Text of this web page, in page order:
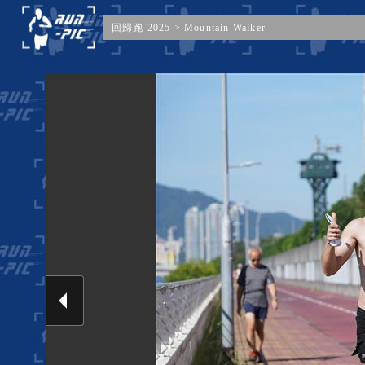
回歸跑 2025 >Mountain Walker